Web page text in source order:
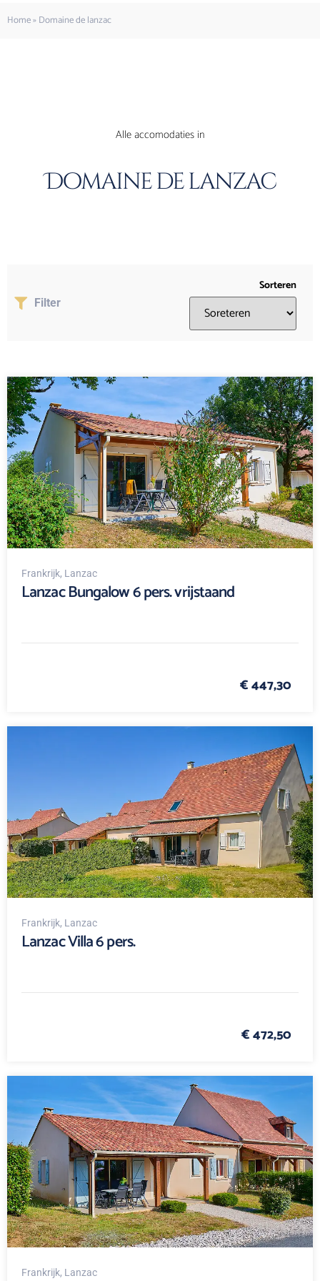
Home»Domaine de lanzac
Alle accomodaties in
Domaine de lanzac
Filter
Sorteren
Frankrijk, Lanzac
Lanzac Bungalow 6 pers. vrijstaand
€ 447,30
Frankrijk, Lanzac
Lanzac Villa 6 pers.
€ 472,50
Frankrijk, Lanzac